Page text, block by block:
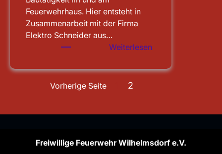
Feuerwehrhaus. Hier entsteht in
Zusammenarbeit mit der Firma
Elektro Schneider aus…
Weiterlesen
Notstrom
Vorherige Seite 2
Freiwillige Feuerwehr Wilhelmsdorf e.V.